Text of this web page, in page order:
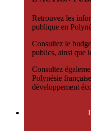
Retrouvez les
publique en
Consultez le
publics, ainsi que
Consultez
Polynésie
développement